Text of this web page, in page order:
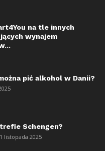
na tle innych
wynajem
pić alkohol w Danii?
Schengen?
1 listopada 2025